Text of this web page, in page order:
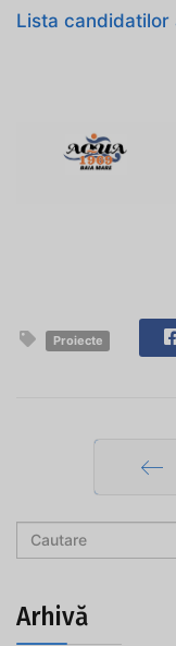
Lista candidatilor
Proiecte
Prec
Arhivă